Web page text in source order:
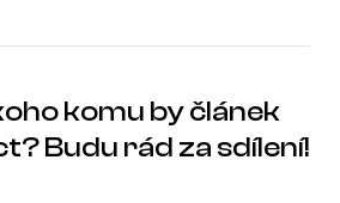
komu by článek
Budu rád za sdílení!